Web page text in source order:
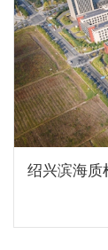
绍兴滨海质